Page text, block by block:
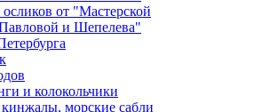
от "Мастерской
и Шепелева"
и колокольчики
морские сабли